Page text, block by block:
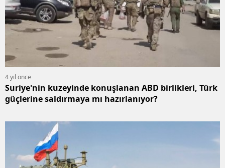
4 yıl önce
Suriye'nin kuzeyinde konuşlanan ABD birlikleri, Türk
güçlerine saldırmaya mı hazırlanıyor?